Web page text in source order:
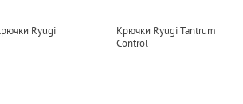
Ryugi
Крючки Ryugi Tantrum
Control